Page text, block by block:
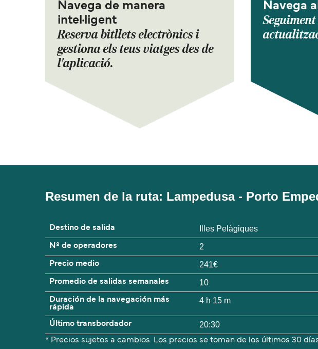
Navega de manera
intel·ligent
Reserva bitllets electrònics i
gestiona els teus viatges des de
l'aplicació.
Navega
Resumen de la ruta: Lampedusa - Porto
Destino de salida Illes Pelàgiques
Nº de operadores 2
Precio medio 241€
Promedio de salidas semanales 10
Duración de la navegación más
rápida
4 h 15 m
Último transbordador 20:30
* Precios sujetos a cambios. Los precios se toman de los últimos 30